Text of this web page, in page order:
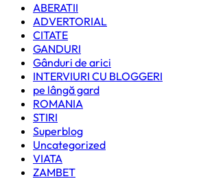
ABERATII
ADVERTORIAL
CITATE
GANDURI
Gânduri de arici
INTERVIURI CU BLOGGERI
pe lângă gard
ROMANIA
STIRI
Superblog
Uncategorized
VIATA
ZAMBET